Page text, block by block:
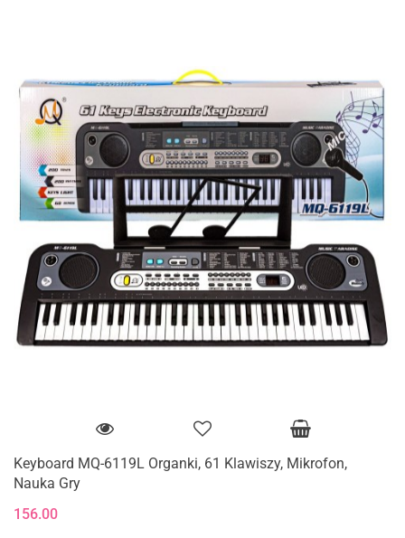
Keyboard MQ-6119L Organki, 61 Klawiszy, Mikrofon,
Nauka Gry
156.00